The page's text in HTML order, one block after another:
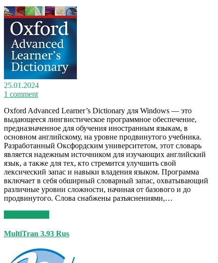
25.01.2024
1 comment
Oxford Advanced Learner’s Dictionary для Windows — это
выдающееся лингвистическое программное обеспечение,
предназначенное для обучения иностранным языкам, в
основном английскому, на уровне продвинутого учебника.
Разработанный Оксфордским университетом, этот словарь
является надежным источником для изучающих английский
язык, а также для тех, кто стремится улучшить свой
лексический запас и навыки владения языком. Программа
включает в себя обширный словарный запас, охватывающий
различные уровни сложности, начиная от базового и до
продвинутого. Слова снабжены разъяснениями,…
MultiTran 3.93 Rus